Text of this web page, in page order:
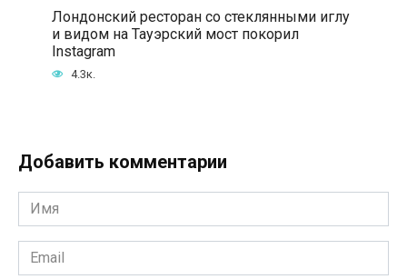
Лондонский ресторан со стеклянными иглу
и видом на Тауэрский мост покорил
Instagram
4.3к.
Добавить комментарии
Имя
*
Email
*